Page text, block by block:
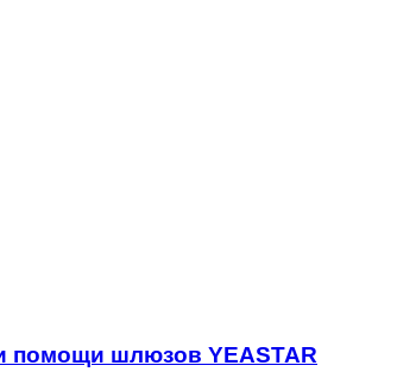
помощи шлюзов YEASTAR